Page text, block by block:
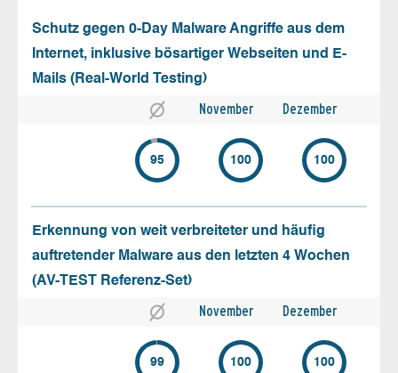
Schutz gegen 0-Day Malware Angriffe aus dem
Internet, inklusive bösartiger Webseiten und E-
Mails (Real-World Testing)
November Dezember
95 100 100
Erkennung von weit verbreiteter und häufig
auftretender Malware aus den letzten 4 Wochen
(AV-TEST Referenz-Set)
November Dezember
99 100 100